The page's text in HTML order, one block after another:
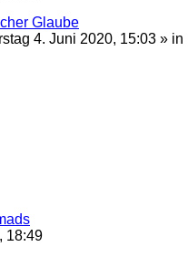
Glaube
4. Juni 2020, 15:03 » in
18:49